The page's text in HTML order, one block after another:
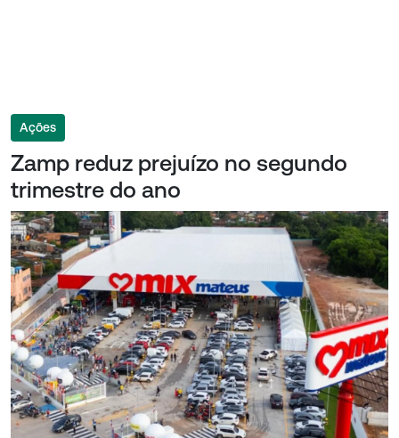
Ações
Zamp reduz prejuízo no segundo
trimestre do ano